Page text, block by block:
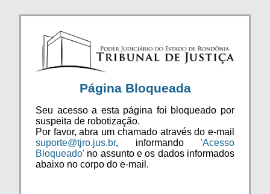
Página Bloqueada
Seu acesso a esta página foi bloqueado por
suspeita de robotização.
Por favor, abra um chamado através do e-mail
suporte@tjro.jus.br, informando 'Acesso
Bloqueado' no assunto e os dados informados
abaixo no corpo do e-mail.